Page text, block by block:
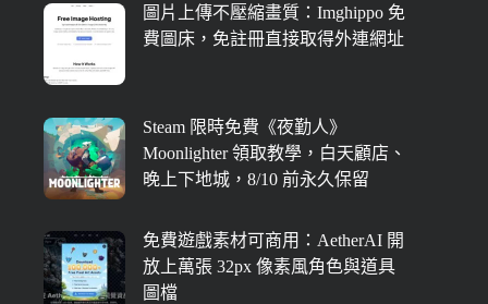
圖片上傳不壓縮畫質：Imghippo 免
費圖床，免註冊直接取得外連網址
Steam 限時免費《夜勤人》
Moonlighter 領取教學，白天顧店、
晚上下地城，8/10 前永久保留
免費遊戲素材可商用：AetherAI 開
放上萬張 32px 像素風角色與道具
圖檔